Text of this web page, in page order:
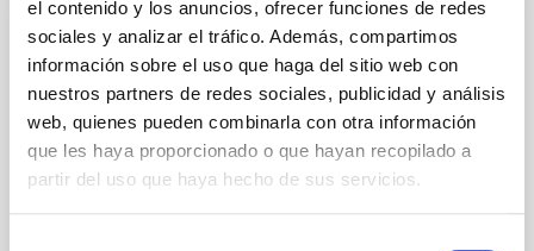
el contenido y los anuncios, ofrecer funciones de redes
sociales y analizar el tráfico. Además, compartimos
información sobre el uso que haga del sitio web con
nuestros partners de redes sociales, publicidad y análisis
web, quienes pueden combinarla con otra información
que les haya proporcionado o que hayan recopilado a
partir del uso que haya hecho de sus servicios.
A mean redshift of 2.8 for Swift gamma-
ray bursts
The exceptionally high luminosities of gamma-ray
bursts (GRBs), gradually emerging as extremely
useful probes of star formation, make them
promising tools for...